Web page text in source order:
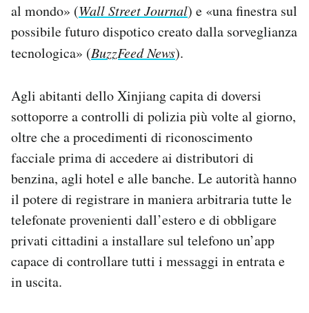
Newsletter
Notifiche mobile
Regala il Post
Esci
al mondo» (Wall Street Journal) e «una finestra sul
possibile futuro dispotico creato dalla sorveglianza
tecnologica» (BuzzFeed News).
Agli abitanti dello Xinjiang capita di doversi
sottoporre a controlli di polizia più volte al giorno,
oltre che a procedimenti di riconoscimento
facciale prima di accedere ai distributori di
benzina, agli hotel e alle banche. Le autorità hanno
il potere di registrare in maniera arbitraria tutte le
telefonate provenienti dall’estero e di obbligare
privati cittadini a installare sul telefono un’app
capace di controllare tutti i messaggi in entrata e
in uscita.